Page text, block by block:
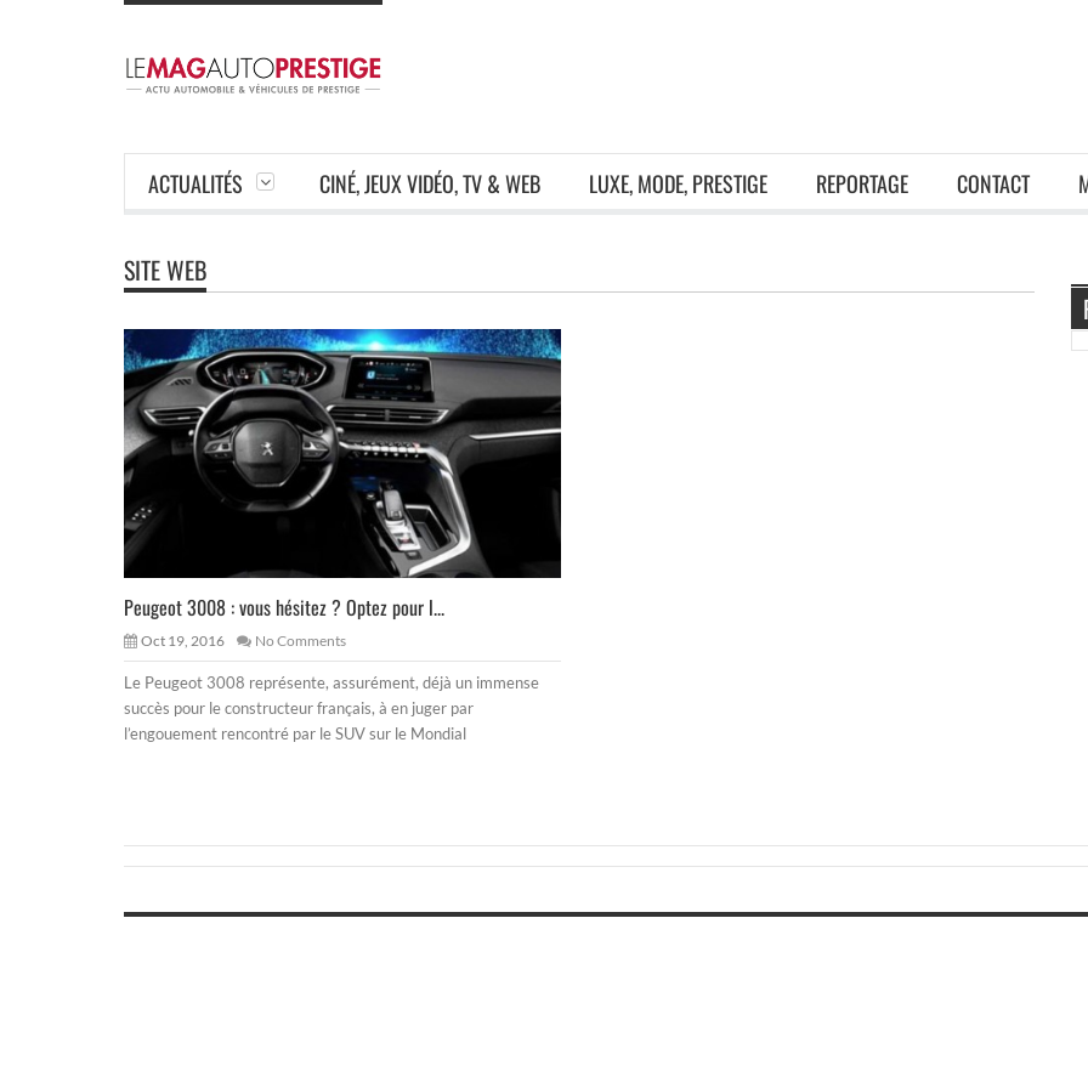
ACTUALITÉS CINÉ, JEUX VIDÉO, TV & WEB LUXE, MODE, PRESTIGE REPORTAGE CONTACT
SITE WEB
Peugeot 3008 : vous hésitez ? Optez pour l...
Oct 19, 2016 No Comments
Le Peugeot 3008 représente, assurément, déjà un immense
succès pour le constructeur français, à en juger par
l’engouement rencontré par le SUV sur le Mondial